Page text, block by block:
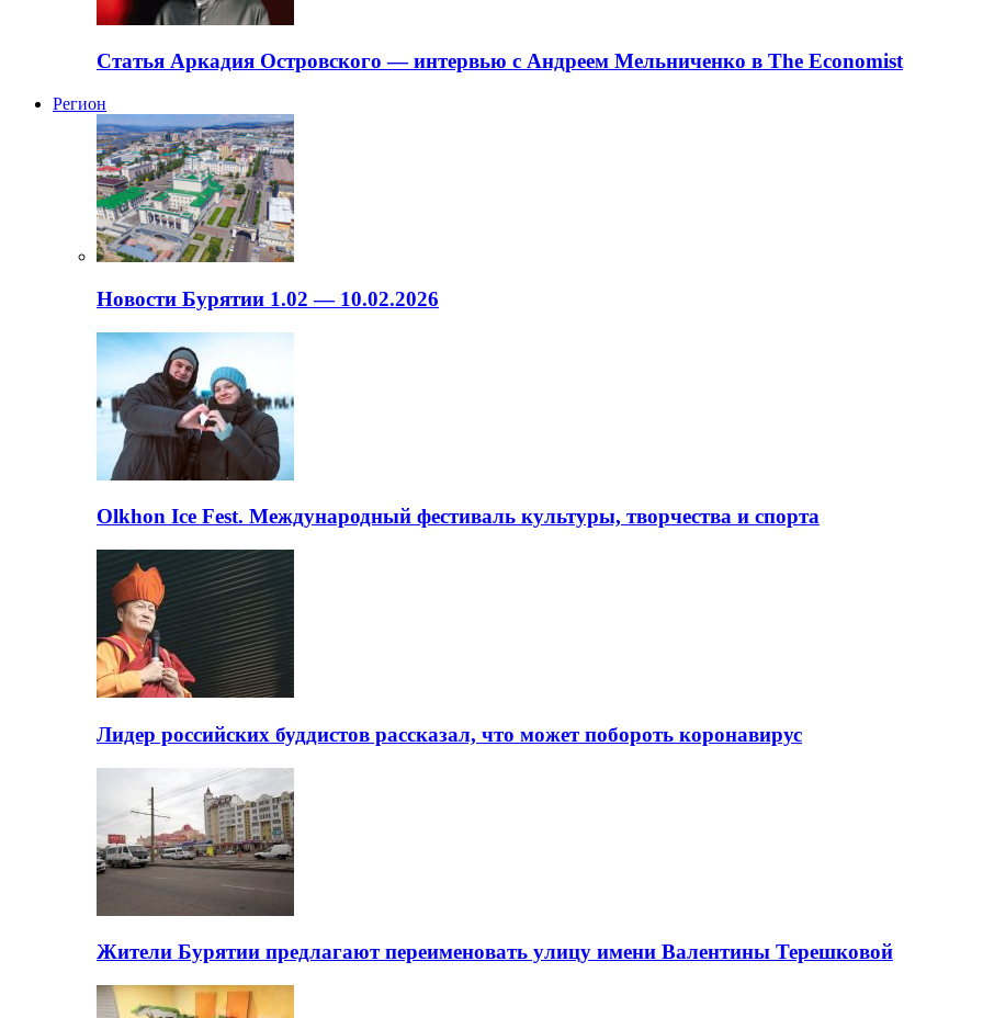
Статья Аркадия Островского — интервью с Андреем Мельниченко в The Economist
Регион
Новости Бурятии 1.02 — 10.02.2026
Olkhon Ice Fest. Международный фестиваль культуры, творчества и спорта
Лидер российских буддистов рассказал, что может побороть коронавирус
Жители Бурятии предлагают переименовать улицу имени Валентины Терешковой